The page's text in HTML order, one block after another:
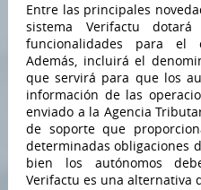
Entre las principales
sistema Verifactu
funcionalidades para el
Además, incluirá el
que servirá para que los
información de las
enviado a la Agencia
de soporte que
determinadas obligaciones
bien los autónomos
Verifactu es una alternativa